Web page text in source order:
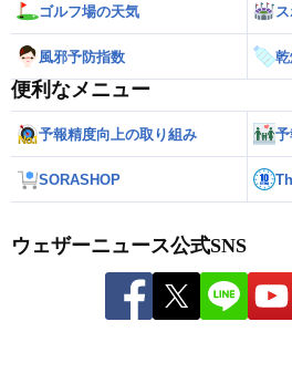
ゴルフ場の天気
風邪予防指数
便利なメニュー
予報精度向上の取り組み
SORASHOP
ウェザーニュース公式SNS